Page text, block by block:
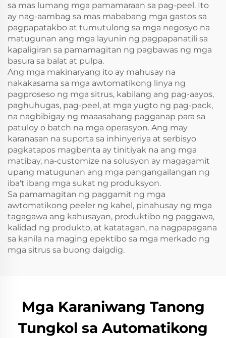
sa mas lumang mga pamamaraan sa pag-peel. Ito
ay nag-aambag sa mas mababang mga gastos sa
pagpapatakbo at tumutulong sa mga negosyo na
matugunan ang mga layunin ng pagpapanatili sa
kapaligiran sa pamamagitan ng pagbawas ng mga
basura sa balat at pulpa.
Ang mga makinaryang ito ay mahusay na
nakakasama sa mga awtomatikong linya ng
pagproseso ng mga sitrus, kabilang ang pag-aayos,
paghuhugas, pag-peel, at mga yugto ng pag-pack,
na nagbibigay ng maaasahang pagganap para sa
patuloy o batch na mga operasyon. Ang may
karanasan na suporta sa inhinyeriya at serbisyo
pagkatapos magbenta ay tinitiyak na ang mga
matibay, na-customize na solusyon ay magagamit
upang matugunan ang mga pangangailangan ng
iba't ibang mga sukat ng produksyon.
Sa pamamagitan ng paggamit ng mga
awtomatikong peeler ng kahel, pinahusay ng mga
tagagawa ang kahusayan, produktibo ng paggawa,
kalidad ng produkto, at katatagan, na nagpapagana
sa kanila na maging epektibo sa mga merkado ng
mga sitrus sa buong daigdig.
Mga Karaniwang Tanong
Tungkol sa Automatikong